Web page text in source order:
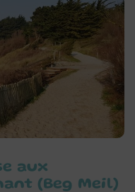
aux
(Beg Meil)